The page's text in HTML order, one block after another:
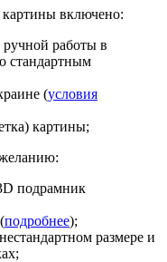
включено:
ручной работы в
стандартным
(условия
картины;
подрамник
подробнее);
размере и